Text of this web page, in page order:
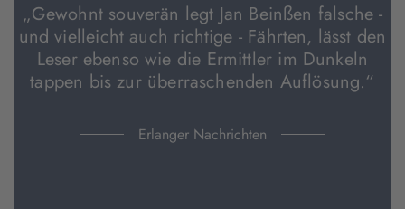
„Gewohnt souverän legt Jan Beinßen falsche -
und vielleicht auch richtige - Fährten, lässt den
Leser ebenso wie die Ermittler im Dunkeln
tappen bis zur überraschenden Auflösung.“
Erlanger Nachrichten